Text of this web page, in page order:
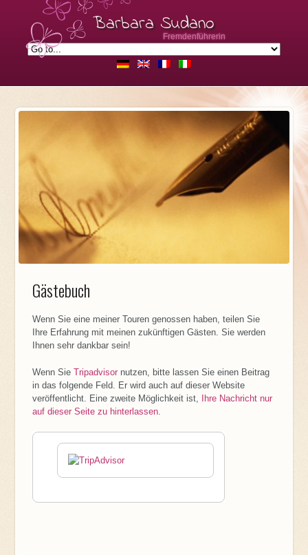
Barbara Sudano
Fremdenführerin
Gästebuch
Wenn Sie eine meiner Touren genossen haben, teilen Sie
Ihre Erfahrung mit meinen zukünftigen Gästen. Sie werden
Ihnen sehr dankbar sein!
Wenn Sie Tripadvisornutzen, bitte lassen Sie einen Beitrag
in das folgende Feld. Er wird auch auf dieser Website
veröffentlicht. Eine zweite Möglichkeit ist,
Ihre Nachricht nur
auf dieser Seite zu hinterlassen.